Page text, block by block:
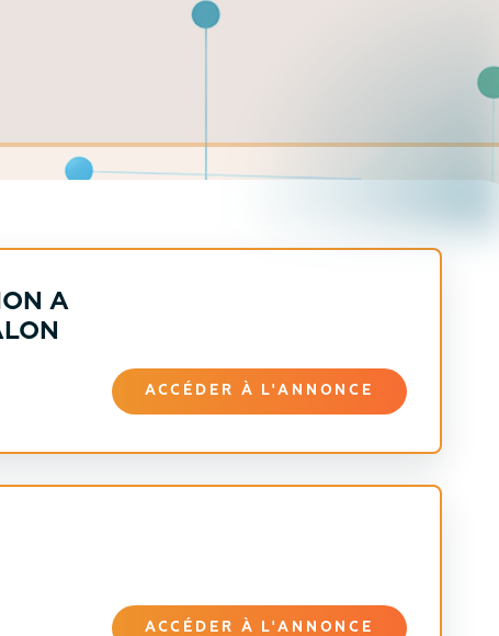
A
ACCÉDER À L'ANNONCE
ACCÉDER À L'ANNONCE